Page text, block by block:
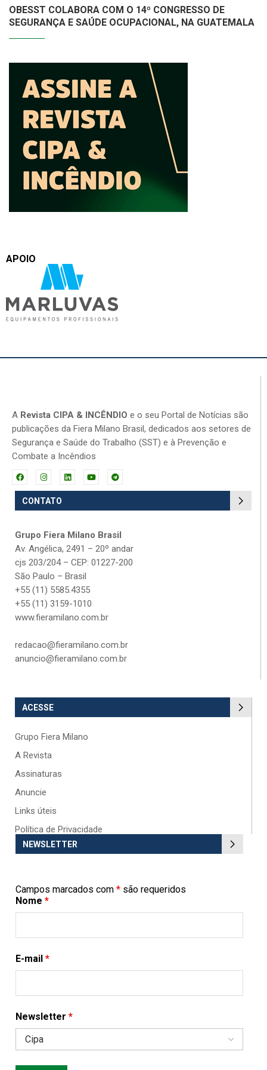
OBESST COLABORA COM O 14º CONGRESSO DE
SEGURANÇA E SAÚDE OCUPACIONAL, NA GUATEMALA
APOIO
A Revista CIPA & INCÊNDIO e o seu Portal de Notícias são
publicações da Fiera Milano Brasil, dedicados aos setores de
Segurança e Saúde do Trabalho (SST) e à Prevenção e
Combate a Incêndios
CONTATO
Grupo Fiera Milano Brasil
Av. Angélica, 2491 – 20º andar
cjs 203/204 – CEP: 01227-200
São Paulo – Brasil
+55 (11) 5585.4355
+55 (11) 3159-1010
www.fieramilano.com.br
redacao@fieramilano.com.br
anuncio@fieramilano.com.br
ACESSE
Grupo Fiera Milano
A Revista
Assinaturas
Anuncie
Links úteis
Política de Privacidade
NEWSLETTER
Campos marcados com * são requeridos
Nome *
E-mail *
Newsletter *